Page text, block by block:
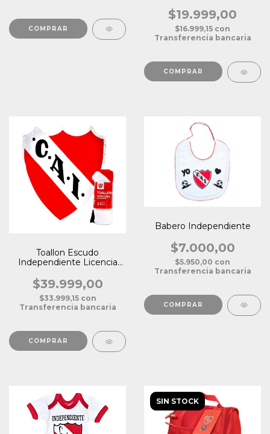
$19.999,00
$16.999,15 con
Transferencia bancaria
Toallon Escudo
Independiente Licencia
$39.999,00
$33.999,15 con
Transferencia bancaria
Babero Independiente
$7.000,00
$5.950,00 con
Transferencia bancaria
SIN STOCK